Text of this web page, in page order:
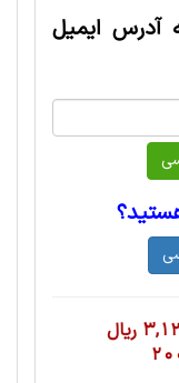
آدرس ایمیل
ریال